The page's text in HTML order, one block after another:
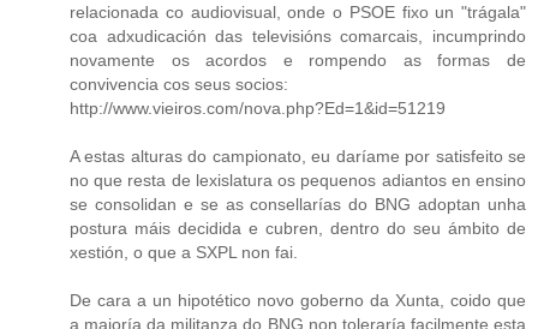
relacionada co audiovisual, onde o PSOE fixo un "trágala"
coa adxudicación das televisións comarcais, incumprindo
novamente os acordos e rompendo as formas de
convivencia cos seus socios:
http://www.vieiros.com/nova.php?Ed=1&id=51219
A estas alturas do campionato, eu daríame por satisfeito se
no que resta de lexislatura os pequenos adiantos en ensino
se consolidan e se as consellarías do BNG adoptan unha
postura máis decidida e cubren, dentro do seu ámbito de
xestión, o que a SXPL non fai.
De cara a un hipotético novo goberno da Xunta, coido que
a maioría da militanza do BNG non toleraría facilmente esta